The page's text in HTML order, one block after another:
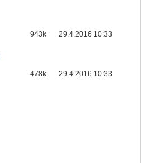
943k 29.4.2016 10:33
478k 29.4.2016 10:33